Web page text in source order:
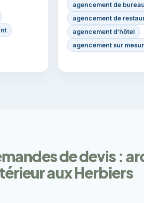
agencement de bureau
agencement de
agencement d'hôtel
agencement sur
de devis :
aux Herbiers